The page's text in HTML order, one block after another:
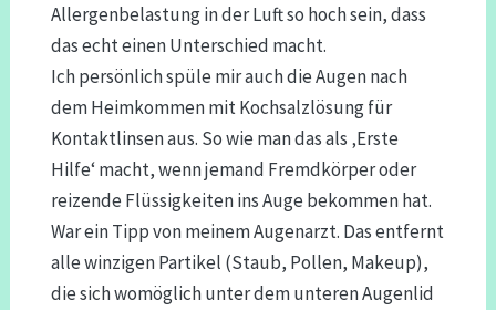
Allergenbelastung in der Luft so hoch sein, dass
das echt einen Unterschied macht.
Ich persönlich spüle mir auch die Augen nach
dem Heimkommen mit Kochsalzlösung für
Kontaktlinsen aus. So wie man das als ‚Erste
Hilfe‘ macht, wenn jemand Fremdkörper oder
reizende Flüssigkeiten ins Auge bekommen hat.
War ein Tipp von meinem Augenarzt. Das entfernt
alle winzigen Partikel (Staub, Pollen, Makeup),
die sich womöglich unter dem unteren Augenlid